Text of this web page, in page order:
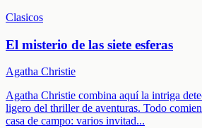
Clasicos
El misterio de las siete esferas
Agatha Christie
Agatha Christie combina aquí la intriga
ligero del thriller de aventuras. Todo
casa de campo: varios invitad...